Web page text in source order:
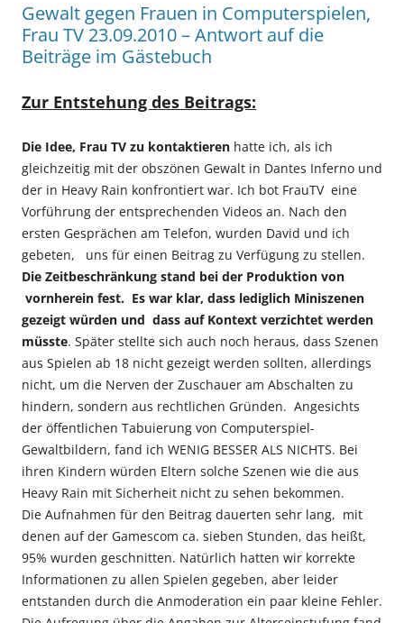
Gewalt gegen Frauen in Computerspielen,
Frau TV 23.09.2010 – Antwort auf die
Beiträge im Gästebuch
Zur Entstehung des Beitrags:
Die Idee, Frau TV zu kontaktieren hatte ich, als ich
gleichzeitig mit der obszönen Gewalt in Dantes Inferno und
der in Heavy Rain konfrontiert war. Ich bot FrauTV eine
Vorführung der entsprechenden Videos an. Nach den
ersten Gesprächen am Telefon, wurden David und ich
gebeten, uns für einen Beitrag zu Verfügung zu stellen.
Die Zeitbeschränkung stand bei der Produktion von
vornherein fest. Es war klar, dass lediglich Miniszenen
gezeigt würden und dass auf Kontext verzichtet werden
müsste. Später stellte sich auch noch heraus, dass Szenen
aus Spielen ab 18 nicht gezeigt werden sollten, allerdings
nicht, um die Nerven der Zuschauer am Abschalten zu
hindern, sondern aus rechtlichen Gründen. Angesichts
der öffentlichen Tabuierung von Computerspiel-
Gewaltbildern, fand ich WENIG BESSER ALS NICHTS. Bei
ihren Kindern würden Eltern solche Szenen wie die aus
Heavy Rain mit Sicherheit nicht zu sehen bekommen.
Die Aufnahmen für den Beitrag dauerten sehr lang, mit
denen auf der Gamescom ca. sieben Stunden, das heißt,
95% wurden geschnitten. Natürlich hatten wir korrekte
Informationen zu allen Spielen gegeben, aber leider
entstanden durch die Anmoderation ein paar kleine Fehler.